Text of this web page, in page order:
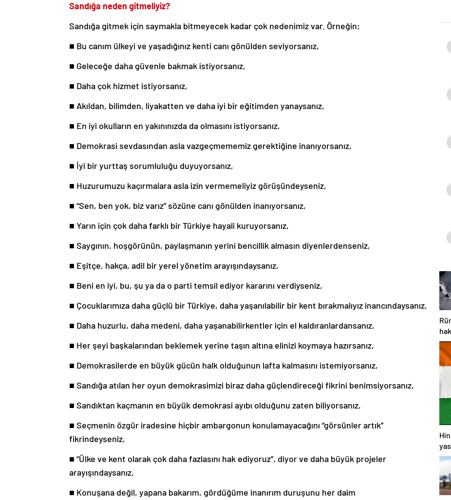
Sandığa neden gitmeliyiz?
Sandığa gitmek için saymakla bitmeyecek kadar çok nedenimiz var. Örneğin;
■ Bu canım ülkeyi ve yaşadığınız kenti canı gönülden seviyorsanız,
■ Geleceğe daha güvenle bakmak istiyorsanız,
■ Daha çok hizmet istiyorsanız,
■ Akıldan, bilimden, liyakatten ve daha iyi bir eğitimden yanaysanız,
■ En iyi okulların en yakınınızda da olmasını istiyorsanız,
■ Demokrasi sevdasından asla vazgeçmememiz gerektiğine inanıyorsanız,
■ İyi bir yurttaş sorumluluğu duyuyorsanız,
■ Huzurumuzu kaçırmalara asla izin vermemeliyiz görüşündeyseniz,
■ “Sen, ben yok, biz varız” sözüne canı gönülden inanıyorsanız,
■ Yarın için çok daha farklı bir Türkiye hayali kuruyorsanız,
■ Saygının, hoşgörünün, paylaşmanın yerini bencillik almasın diyenlerdenseniz,
■ Eşitçe, hakça, adil bir yerel yönetim arayışındaysanız,
■ Beni en iyi, bu, şu ya da o parti temsil ediyor kararını verdiyseniz,
■ Çocuklarımıza daha güçlü bir Türkiye, daha yaşanılabilir bir kent bırakmalıyız inancındaysanız,
■ Daha huzurlu, daha medeni, daha yaşanabilirkentler için el kaldıranlardansanız,
■ Her şeyi başkalarından beklemek yerine taşın altına elinizi koymaya hazırsanız,
■ Demokrasilerde en büyük gücün halk olduğunun lafta kalmasını istemiyorsanız,
■ Sandığa atılan her oyun demokrasimizi biraz daha güçlendireceği fikrini benimsiyorsanız,
■ Sandıktan kaçmanın en büyük demokrasi ayıbı olduğunu zaten biliyorsanız,
■ Seçmenin özgür iradesine hiçbir ambargonun konulamayacağını “görsünler artık”
fikrindeyseniz,
■ “Ülke ve kent olarak çok daha fazlasını hak ediyoruz”, diyor ve daha büyük projeler
arayışındaysanız,
■ Konuşana değil, yapana bakarım, gördüğüme inanırım duruşunu her daim